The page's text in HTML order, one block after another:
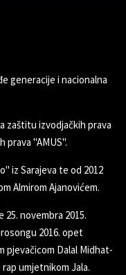
generacije i nacionalna
zaštitu izvodjačkih prava
prava "AMUS".
iz Sarajeva te od 2012
Almirom Ajanovićem.
novembra 2015.
2016. opet
pjevačicom Dalal Midhat-
umjetnikom Jala.